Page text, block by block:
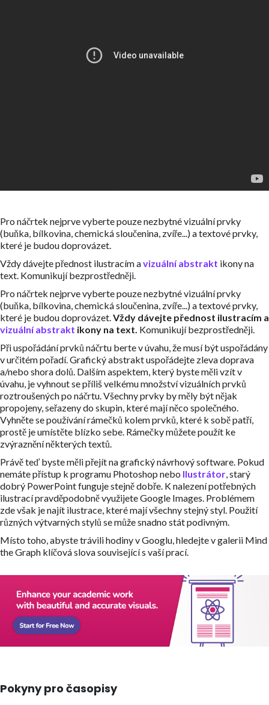
Pro náčrtek nejprve vyberte pouze nezbytné vizuální prvky
(buňka, bílkovina, chemická sloučenina, zvíře...) a textové prvky,
které je budou doprovázet.
Vždy dávejte přednost ilustracím avizuální abstrakt ikony na
text. Komunikují bezprostředněji.
Pro náčrtek nejprve vyberte pouze nezbytné vizuální prvky
(buňka, bílkovina, chemická sloučenina, zvíře...) a textové prvky,
které je budou doprovázet. Vždy dávejte přednost ilustracím a
vizuální abstrakt ikony na text. Komunikují bezprostředněji.
Při uspořádání prvků náčrtu berte v úvahu, že musí být uspořádány
v určitém pořadí. Grafický abstrakt uspořádejte zleva doprava
a/nebo shora dolů. Dalším aspektem, který byste měli vzít v
úvahu, je vyhnout se příliš velkému množství vizuálních prvků
roztroušených po náčrtu. Všechny prvky by měly být nějak
propojeny, seřazeny do skupin, které mají něco společného.
Vyhněte se používání rámečků kolem prvků, které k sobě patří,
prostě je umístěte blízko sebe. Rámečky můžete použít ke
zvýraznění některých textů.
Právě teď byste měli přejít na grafický návrhový software. Pokud
nemáte přístup k programu Photoshop nebo Ilustrátor , starý
dobrý PowerPoint funguje stejně dobře. K nalezení potřebných
ilustrací pravděpodobně využijete Google Images. Problémem
zde však je najít ilustrace, které mají všechny stejný styl. Použití
různých výtvarných stylů se může snadno stát podivným.
Místo toho, abyste trávili hodiny v Googlu, hledejte v galerii Mind
the Graph klíčová slova související s vaší prací.
Pokyny pro časopisy